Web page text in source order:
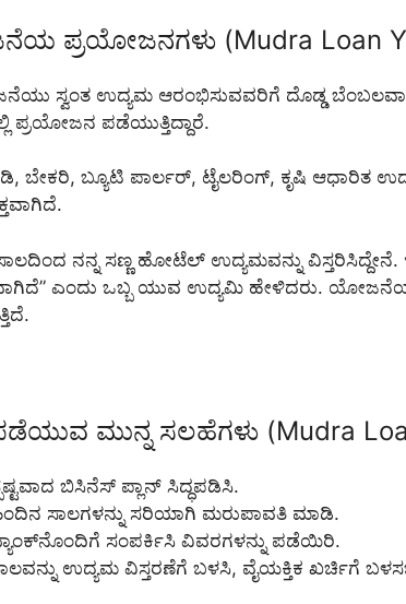
ಪ್ರಯೋಜನಗಳು (Mudra Loan
ಸ್ವಂತ ಉದ್ಯಮ ಆರಂಭಿಸುವವರಿಗೆ ದೊಡ್ಡ
ಪ್ರಯೋಜನ ಪಡೆಯುತ್ತಿದ್ದಾರೆ.
ಬೇಕರಿ, ಬ್ಯೂಟಿ ಪಾರ್ಲರ್, ಟೈಲರಿಂಗ್, ಕೃಷಿ ಆಧಾರಿತ
ನನ್ನ ಸಣ್ಣ ಹೋಟೆಲ್ ಉದ್ಯಮವನ್ನು ವಿಸ್ತರಿಸಿದ್ದೇನೆ.
ಎಂದು ಒಬ್ಬ ಯುವ ಉದ್ಯಮಿ ಹೇಳಿದರು. ಯೋಜನೆಯು
ಮುನ್ನ ಸಲಹೆಗಳು (Mudra
ಬಿಸಿನೆಸ್ ಪ್ಲಾನ್ ಸಿದ್ಧಪಡಿಸಿ.
ಸಾಲಗಳನ್ನು ಸರಿಯಾಗಿ ಮರುಪಾವತಿ ಮಾಡಿ.
ಸಂಪರ್ಕಿಸಿ ವಿವರಗಳನ್ನು ಪಡೆಯಿರಿ.
ಉದ್ಯಮ ವಿಸ್ತರಣೆಗೆ ಬಳಸಿ, ವೈಯಕ್ತಿಕ ಖರ್ಚಿಗೆ